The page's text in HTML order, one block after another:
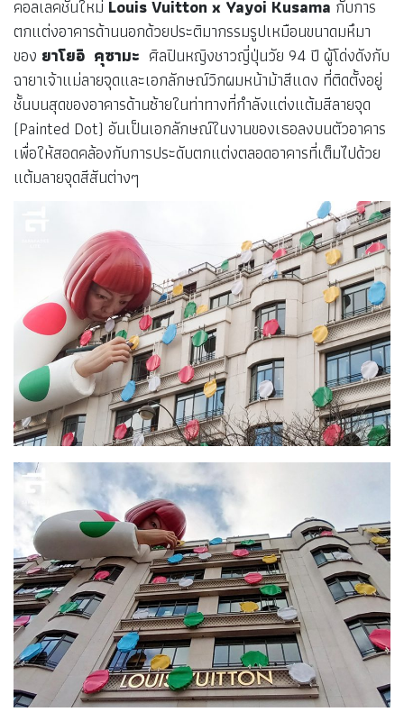
คอลเลคชันใหม่ Louis Vuitton x Yayoi Kusama กับการ
ตกแต่งอาคารด้านนอกด้วยประติมากรรมรูปเหมือนขนาดมหึมา
ของ ยาโยอิ คุซามะ ศิลปินหญิงชาวญี่ปุ่นวัย 94 ปี ผู้โด่งดังกับ
ฉายาเจ้าแม่ลายจุดและเอกลักษณ์วิกผมหน้าม้าสีแดง ที่ติดตั้งอยู่
ชั้นบนสุดของอาคารด้านซ้ายในท่าทางที่กำลังแต่งแต้มสีลายจุด
(Painted Dot) อันเป็นเอกลักษณ์ในงานของเธอลงบนตัวอาคาร
เพื่อให้สอดคล้องกับการประดับตกแต่งตลอดอาคารที่เต็มไปด้วย
แต้มลายจุดสีสันต่างๆ